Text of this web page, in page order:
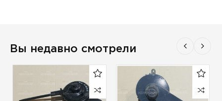
Вы недавно смотрели